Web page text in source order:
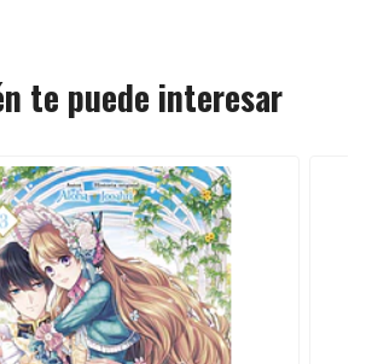
te puede interesar